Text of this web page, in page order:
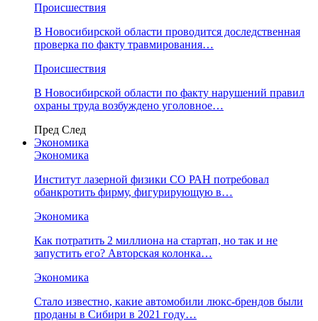
Происшествия
В Новосибирской области проводится доследственная
проверка по факту травмирования…
Происшествия
В Новосибирской области по факту нарушений правил
охраны труда возбуждено уголовное…
Пред След
Экономика
Экономика
Институт лазерной физики СО РАН потребовал
обанкротить фирму, фигурирующую в…
Экономика
Как потратить 2 миллиона на стартап, но так и не
запустить его? Авторская колонка…
Экономика
Стало известно, какие автомобили люкс-брендов были
проданы в Сибири в 2021 году…